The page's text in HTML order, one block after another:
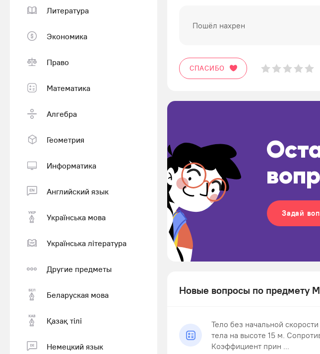
Литература
Экономика
Право
Математика
Алгебра
Геометрия
Информатика
Английский язык
Українська мова
Українська література
Другие предметы
Беларуская мова
Қазақ тiлi
Немецкий язык
Пошёл нахрен
СПАСИБО
Задай
Новые вопросы по предмету
Тело без начальной
тела на высоте 15 м.
Коэффициент прин ...